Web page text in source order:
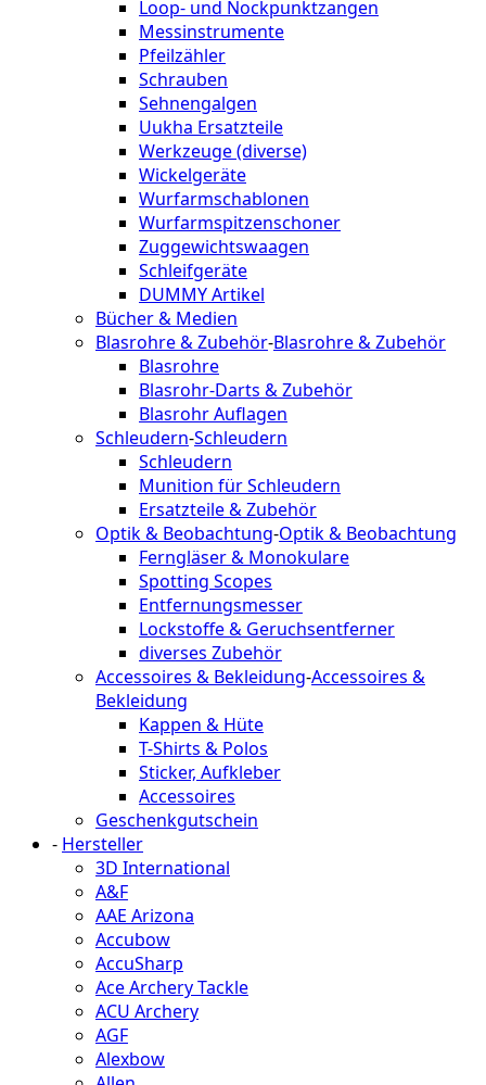
Loop- und Nockpunktzangen
Messinstrumente
Pfeilzähler
Schrauben
Sehnengalgen
Uukha Ersatzteile
Werkzeuge (diverse)
Wickelgeräte
Wurfarmschablonen
Wurfarmspitzenschoner
Zuggewichtswaagen
Schleifgeräte
DUMMY Artikel
Bücher & Medien
Blasrohre & Zubehör-Blasrohre & Zubehör
Blasrohre
Blasrohr-Darts & Zubehör
Blasrohr Auflagen
Schleudern-Schleudern
Schleudern
Munition für Schleudern
Ersatzteile & Zubehör
Optik & Beobachtung-Optik & Beobachtung
Ferngläser & Monokulare
Spotting Scopes
Entfernungsmesser
Lockstoffe & Geruchsentferner
diverses Zubehör
Accessoires & Bekleidung-Accessoires &
Bekleidung
Kappen & Hüte
T-Shirts & Polos
Sticker, Aufkleber
Accessoires
Geschenkgutschein
- Hersteller
3D International
A&F
AAE Arizona
Accubow
AccuSharp
Ace Archery Tackle
ACU Archery
AGF
Alexbow